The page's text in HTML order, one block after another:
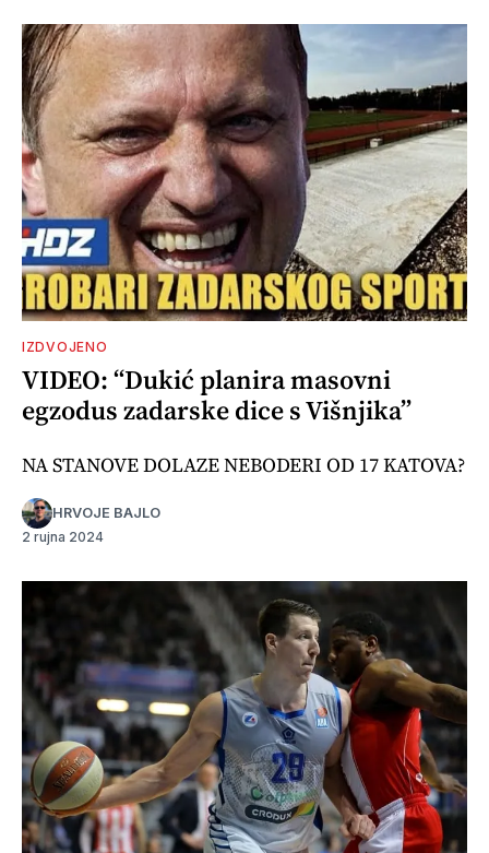
IZDVOJENO
VIDEO: “Dukić planira masovni
egzodus zadarske dice s Višnjika”
NA STANOVE DOLAZE NEBODERI OD 17 KATOVA?
HRVOJE BAJLO
2 rujna 2024